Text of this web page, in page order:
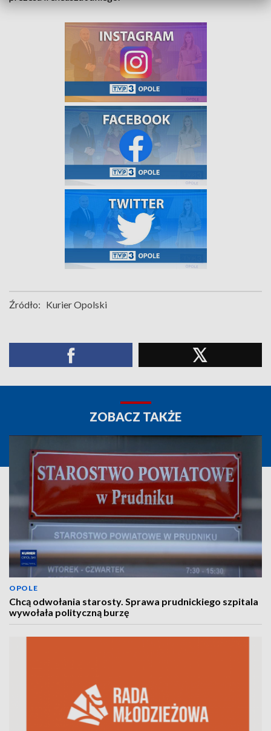
Źródło: Kurier Opolski
ZOBACZ TAKŻE
OPOLE
Chcą odwołania starosty. Sprawa prudnickiego szpitala
wywołała polityczną burzę